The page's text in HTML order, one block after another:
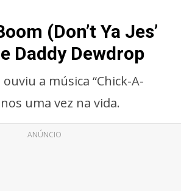
(Don’t Ya Jes’
Daddy Dewdrop
a música “Chick-A-
uma vez na vida.
ANÚNCIO